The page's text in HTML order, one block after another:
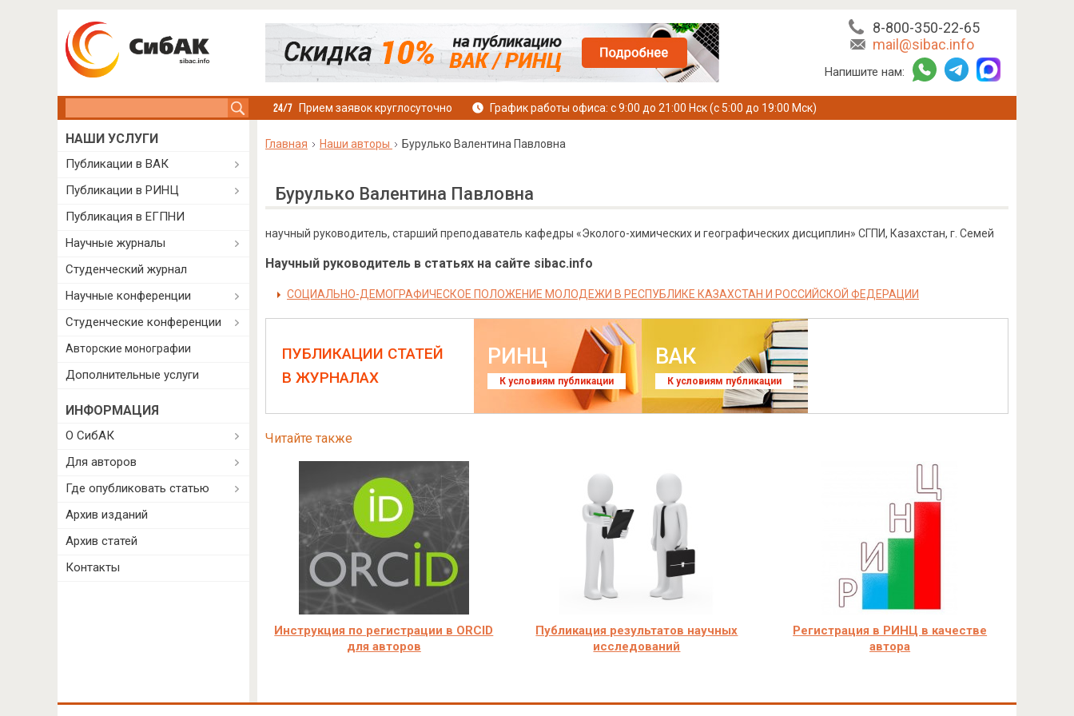
8-800-350-22-65
mail@sibac.info
Напишите нам:
Прием заявок круглосуточно График работы офиса: с 9:00 до 21:00 Нск (с 5:00 до 19:00 Мск)
Главная Наши авторы Бурулько Валентина Павловна
Бурулько Валентина Павловна
научный руководитель, старший преподаватель кафедры «Эколого-химических и географических дисциплин» СГПИ, Казахстан, г. Семей
Научный руководитель в статьях на сайте sibac.info
СОЦИАЛЬНО-ДЕМОГРАФИЧЕСКОЕ ПОЛОЖЕНИЕ МОЛОДЕЖИ В РЕСПУБЛИКЕ КАЗАХСТАН И РОССИЙСКОЙ ФЕДЕРАЦИИ
ПУБЛИКАЦИИ СТАТЕЙ
В ЖУРНАЛАХ
РИНЦ
К условиям публикации
ВАК
К условиям публикации
Читайте также
Инструкция по регистрации в ORCID
для авторов
Публикация результатов научных
исследований
Регистрация в РИНЦ в качестве
автора
НАШИ УСЛУГИ
Публикации в ВАК
Публикации в РИНЦ
Публикация в ЕГПНИ
Научные журналы
Студенческий журнал
Научные конференции
Студенческие конференции
Авторские монографии
Дополнительные услуги
ИНФОРМАЦИЯ
О СибАК
Для авторов
Где опубликовать статью
Архив изданий
Архив статей
Контакты